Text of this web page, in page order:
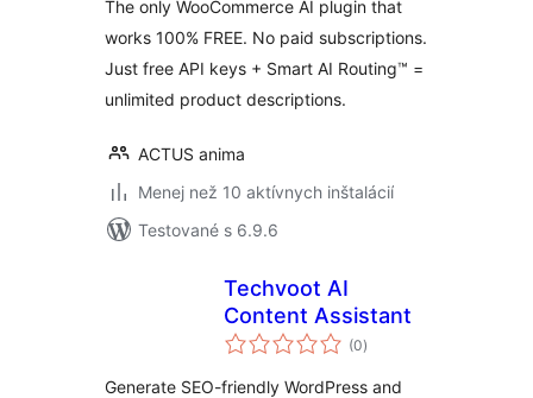
The only WooCommerce AI plugin that
works 100% FREE. No paid subscriptions.
Just free API keys + Smart AI Routing™ =
unlimited product descriptions.
ACTUS anima
Menej než 10 aktívnych inštalácií
Testované s 6.9.6
Techvoot AI
Content Assistant
(0celkové
hodnotenie
)
Generate SEO-friendly WordPress and